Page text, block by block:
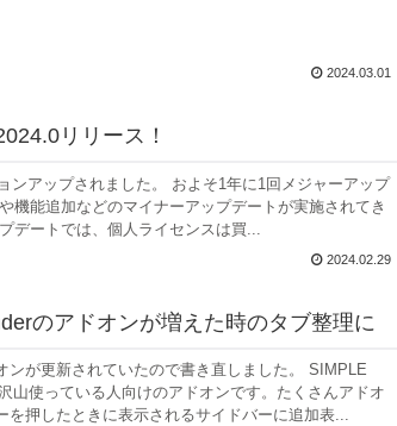
2024.03.01
リリース！
ンアップされました。 およそ1年に1回メジャーアップ
機能追加などのマイナーアップデートが実施されてき
デートでは、個人ライセンスは買...
2024.02.29
のアドオンが増えた時のタブ整理に
ンが更新されていたので書き直しました。 SIMPLE
山使っている人向けのアドオンです。たくさんアドオ
を押したときに表示されるサイドバーに追加表...